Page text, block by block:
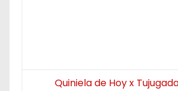
Quiniela de Hoy x